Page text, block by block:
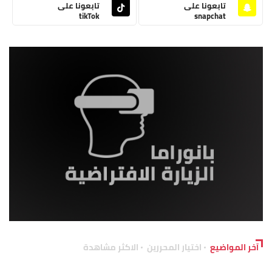
تابعونا على
snapchat
تابعونا على
tikTok
آخر المواضيع اختيار المحررين الاكثر مشاهدة